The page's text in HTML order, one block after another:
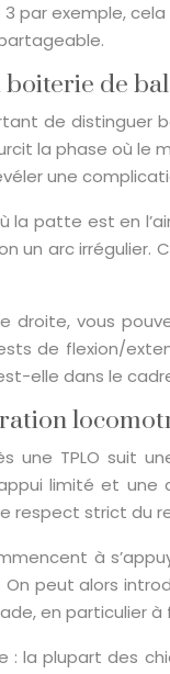
par exemple,
de
de
la phase où le
une
la patte est en
un arc
droite, vous
de flexion/
elle dans le
une TPLO suit
limité et
respect strict du
à
peut alors
en particulier
la plupart des